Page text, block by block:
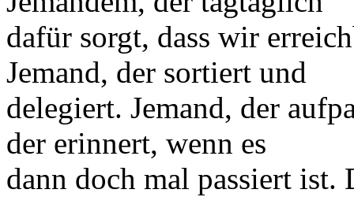
dafür sorgt, dass wir
Jemand, der sortiert und
delegiert. Jemand, der
der erinnert, wenn es
dann doch mal passiert